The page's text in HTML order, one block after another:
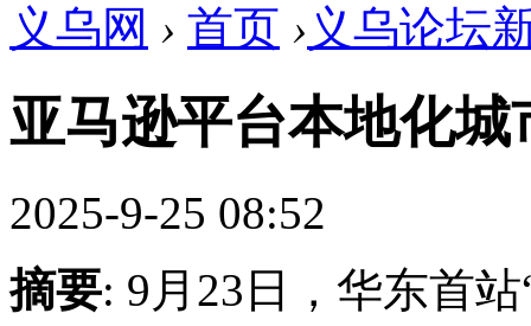
义乌网 › 首页 › 义乌论坛
亚马逊平台本地化
2025-9-25 08:52
摘要: 9月23日，华东首